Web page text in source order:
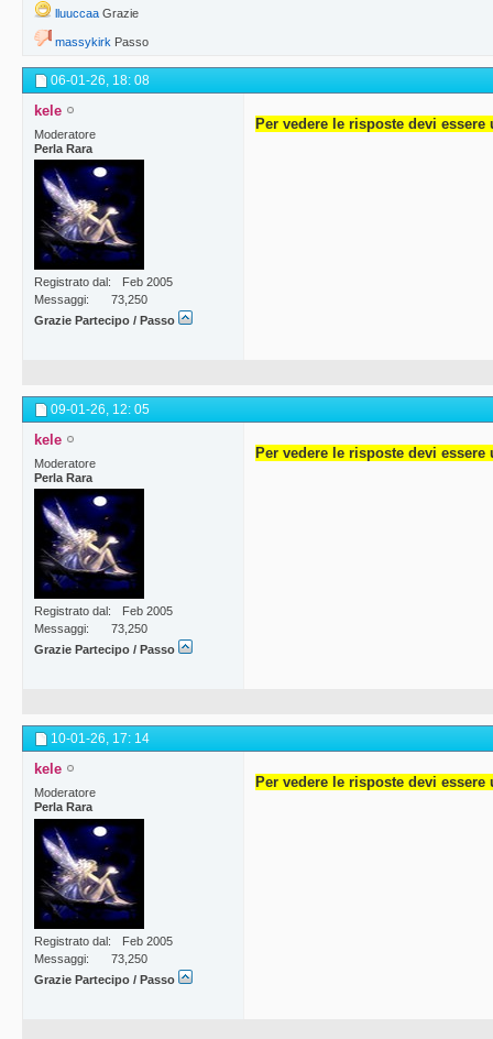
lluuccaa Grazie
massykirk Passo
06-01-26, 18: 08
kele
Moderatore
Perla Rara
Registrato dal
Feb 2005
Messaggi
73,250
Grazie Partecipo / Passo
Per vedere le risposte devi essere
09-01-26, 12: 05
kele
Moderatore
Perla Rara
Registrato dal
Feb 2005
Messaggi
73,250
Grazie Partecipo / Passo
Per vedere le risposte devi
10-01-26, 17: 14
kele
Moderatore
Perla Rara
Registrato dal
Feb 2005
Messaggi
73,250
Grazie Partecipo / Passo
Per vedere le risposte devi